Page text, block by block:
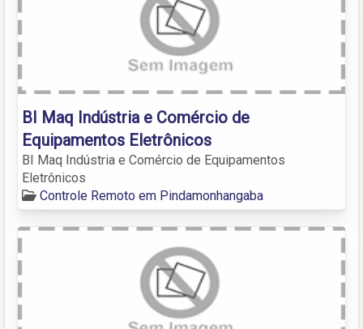
BI Maq Indústria e Comércio de
Equipamentos Eletrônicos
BI Maq Indústria e Comércio de Equipamentos
Eletrônicos
Controle Remoto em Pindamonhangaba